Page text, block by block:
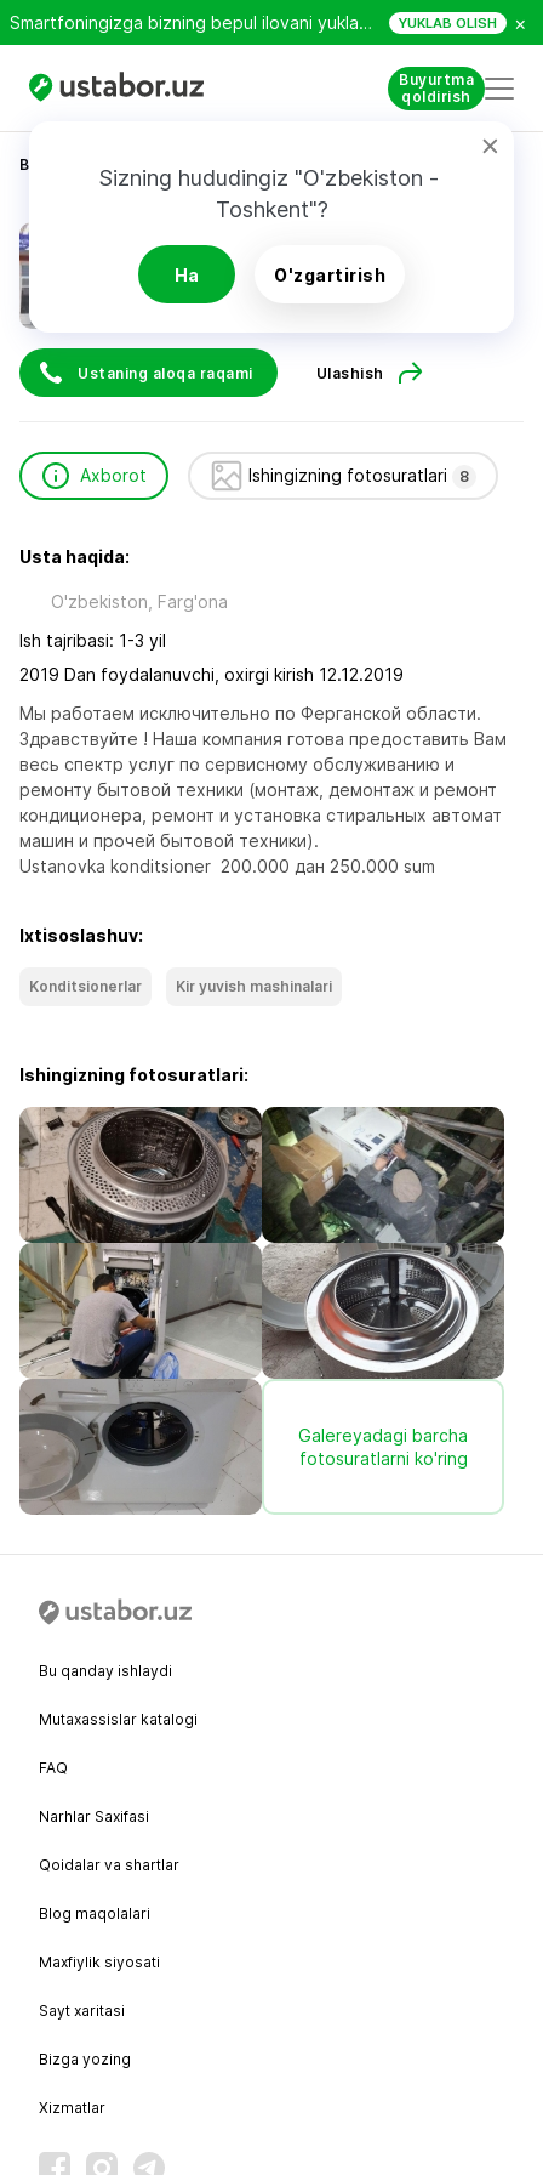
Smartfoningizga bizning bepul ilovani yuklab oling! YUKLAB OLISH ×
Buyurtma
qoldirish
Sizning hududingiz "O'zbekiston -
Toshkent"?
Ha O'zgartirish
Bosh sahifa
Ustaning aloqa raqami Ulashish
Axborot Ishingizning fotosuratlari 8
Usta haqida:
O'zbekiston, Farg'ona
Ish tajribasi: 1-3 yil
2019 Dan foydalanuvchi, oxirgi kirish 12.12.2019
Мы работаем исключительно по Ферганской области.
Здравствуйте ! Наша компания готова предоставить Вам
весь спектр услуг по сервисному обслуживанию и
ремонту бытовой техники (монтаж, демонтаж и ремонт
кондиционера, ремонт и установка стиральных автомат
машин и прочей бытовой техники).
Ustanovka konditsioner  200.000 дан 250.000 sum
Ixtisoslashuv:
Konditsionerlar Kir yuvish mashinalari
Ishingizning fotosuratlari:
Galereyadagi barcha
fotosuratlarni ko'ring
Bu qanday ishlaydi
Mutaxassislar katalogi
FAQ
Narhlar Saxifasi
Qoidalar va shartlar
Blog maqolalari
Maxfiylik siyosati
Sayt xaritasi
Bizga yozing
Xizmatlar